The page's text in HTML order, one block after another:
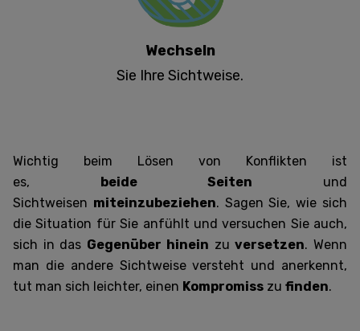
Wechseln
Sie Ihre Sichtweise.
Wichtig beim Lösen von Konflikten ist
es, beide Seiten und
Sichtweisen miteinzubeziehen. Sagen Sie, wie sich
die Situation für Sie anfühlt und versuchen Sie auch,
sich in das Gegenüber hinein zuversetzen. Wenn
man die andere Sichtweise versteht und anerkennt,
tut man sich leichter, einen Kompromiss zu finden.